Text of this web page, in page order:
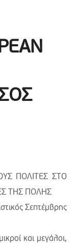
ΠΟΛΙΤΕΣ ΣΤΟ
ΤΗΣ ΠΟΛΗΣ
Σεπτέμβρης
και μεγάλοι,